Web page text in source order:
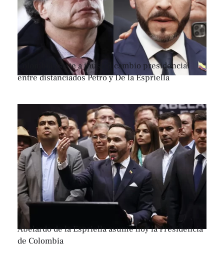
Colombia asiste a inusual cambio presidencial
entre distanciados Petro y De la Espriella
Abelardo de la Espriella asume hoy la Presidencia
de Colombia